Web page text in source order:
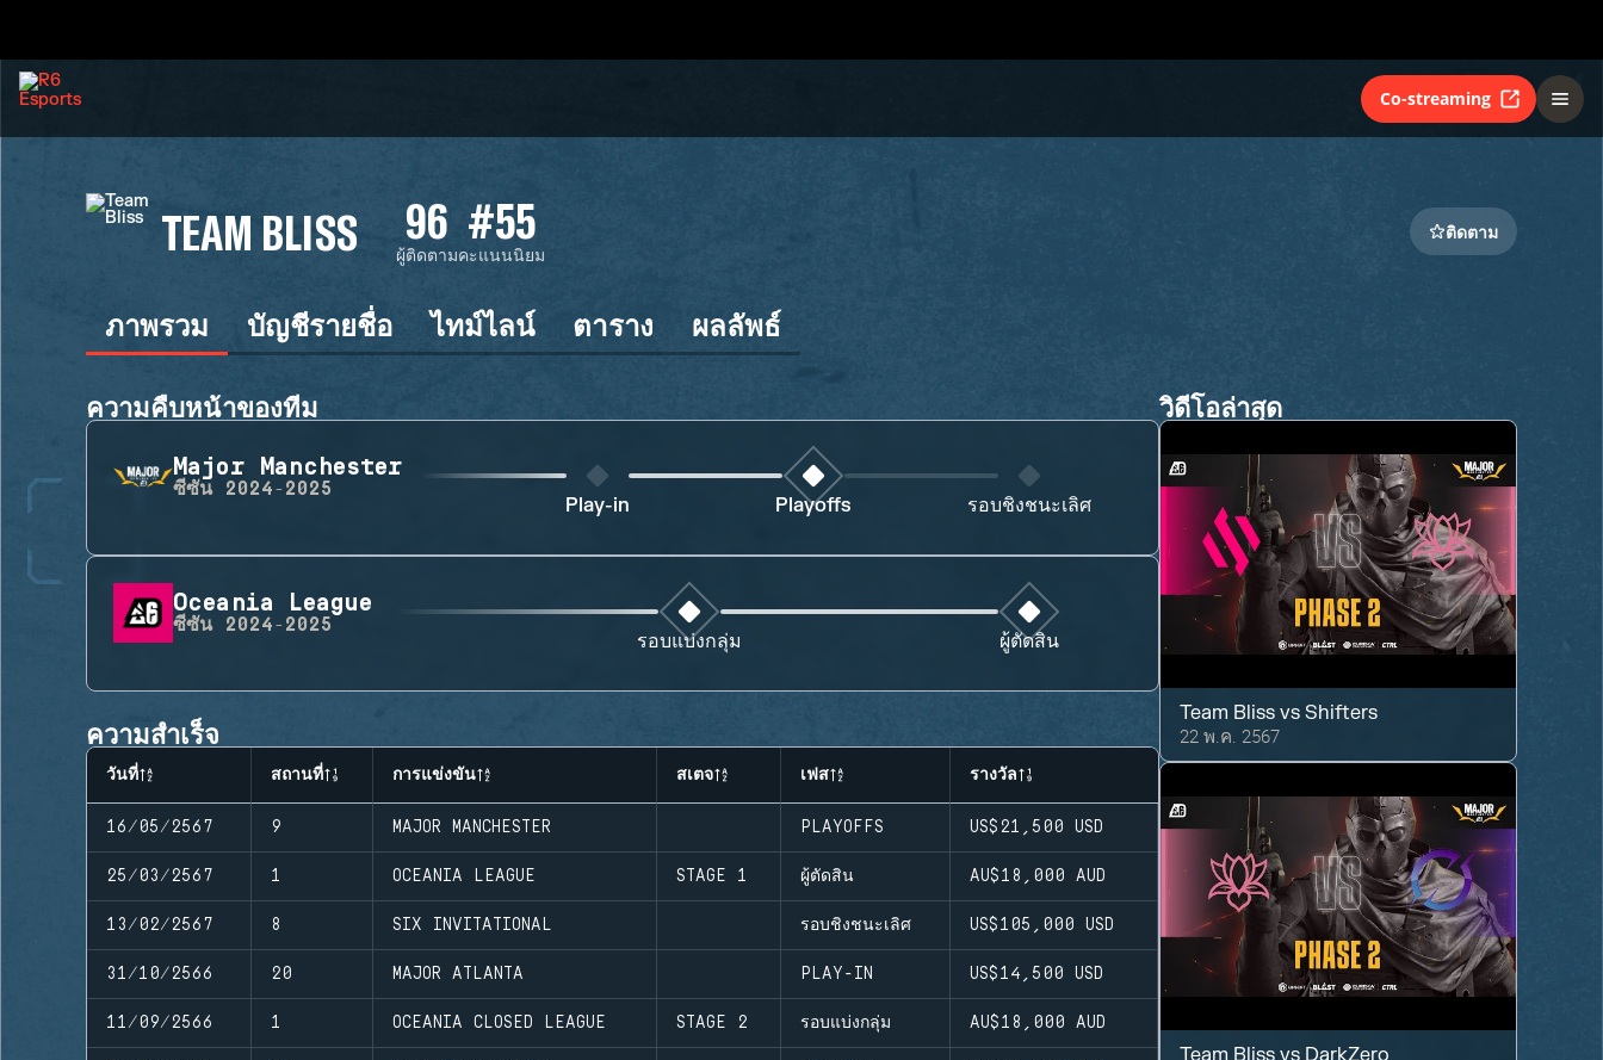
Co-streaming
TEAM BLISS 96
ผู้ติดตาม
#55
คะแนนนิยม
ติดตาม
ภาพรวม บัญชีรายชื่อ ไทม์ไลน์ ตาราง ผลลัพธ์
ความคืบหน้าของทีม
Major Manchester
ซีซัน 2024-2025
Play-in Playoffs รอบชิงชนะเลิศ
Oceania League
ซีซัน 2024-2025
รอบแบ่งกลุ่ม ผู้ตัดสิน
ความสำเร็จ
วันที่ สถานที่ การแข่งขัน สเตจ เฟส รางวัล
16/05/2567 9 MAJOR MANCHESTER PLAYOFFS US$21,500 USD
25/03/2567 1 OCEANIA LEAGUE STAGE 1 ผู้ตัดสิน AU$18,000 AUD
13/02/2567 8 SIX INVITATIONAL รอบชิงชนะเลิศ US$105,000 USD
31/10/2566 20 MAJOR ATLANTA PLAY-IN US$14,500 USD
11/09/2566 1 OCEANIA CLOSED LEAGUE STAGE 2 รอบแบ่งกลุ่ม AU$18,000 AUD
วิดีโอล่าสุด
Team Bliss vsShifters
22 พ.ค. 2567
Team Bliss vs DarkZero